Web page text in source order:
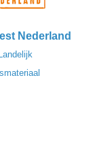
Nederland
Landelijk